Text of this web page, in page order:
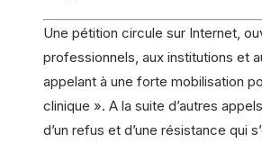
Une pétition circule sur Internet,
professionnels, aux institutions et
appelant à une forte mobilisation
clinique ». A la suite d’autres
d’un refus et d’une résistance qui